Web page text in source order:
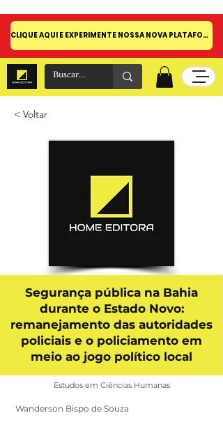
CLIQUE AQUI E EXPERIMENTE NOSSA NOVA PLATAFORMA!
< Voltar
Segurança pública na Bahia
durante o Estado Novo:
remanejamento das autoridades
policiais e o policiamento em
meio ao jogo político local
Estudos em Ciências Humanas
Wanderson Bispo de Souza